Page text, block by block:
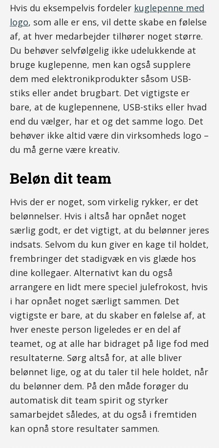
Hvis du eksempelvis fordeler kuglepenne med
logo, som alle er ens, vil dette skabe en følelse
af, at hver medarbejder tilhører noget større.
Du behøver selvfølgelig ikke udelukkende at
bruge kuglepenne, men kan også supplere
dem med elektronikprodukter såsom USB-
stiks eller andet brugbart. Det vigtigste er
bare, at de kuglepennene, USB-stiks eller hvad
end du vælger, har et og det samme logo. Det
behøver ikke altid være din virksomheds logo –
du må gerne være kreativ.
Beløn dit team
Hvis der er noget, som virkelig rykker, er det
belønnelser. Hvis i altså har opnået noget
særlig godt, er det vigtigt, at du belønner jeres
indsats. Selvom du kun giver en kage til holdet,
frembringer det stadigvæk en vis glæde hos
dine kollegaer. Alternativt kan du også
arrangere en lidt mere speciel julefrokost, hvis
i har opnået noget særligt sammen. Det
vigtigste er bare, at du skaber en følelse af, at
hver eneste person ligeledes er en del af
teamet, og at alle har bidraget på lige fod med
resultaterne. Sørg altså for, at alle bliver
belønnet lige, og at du taler til hele holdet, når
du belønner dem. På den måde forøger du
automatisk dit team spirit og styrker
samarbejdet således, at du også i fremtiden
kan opnå store resultater sammen.